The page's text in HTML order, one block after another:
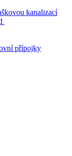
kanalizací
přípojky